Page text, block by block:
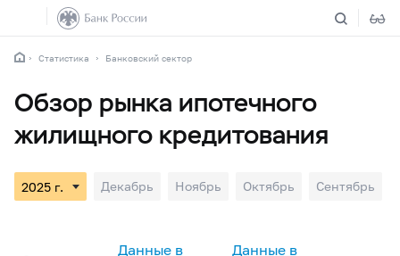
Статистика Банковский сектор
Обзор рынка ипотечного
жилищного кредитования
Декабрь Ноябрь Октябрь Сентябрь
Данные в
Данные в